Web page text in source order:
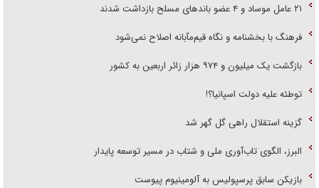
۲۱ عامل موساد و ۴ عضو باند‌های مسلح بازداشت شدند
فرهنگ با بخشنامه و نگاه قیم‌مآبانه اصلاح نمی‌شود
بازگشت یک میلیون و ۹۷۴ هزار زائر اربعین به کشور
توطئه علیه دولت اسپانیا؟!
گزینه استقلال راهی گل گهر شد
البرز، الگوی تاب‌آوری ملی و شتاب در مسیر توسعه پایدار
بازیکن سابق پرسپولیس به آلومینیوم پیوست